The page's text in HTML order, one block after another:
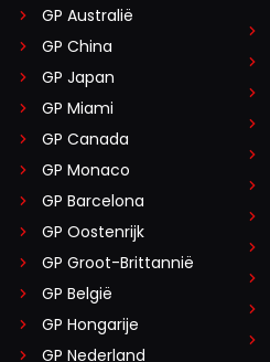
GP Australië
GP China
GP Japan
GP Miami
GP Canada
GP Monaco
GP Barcelona
GP Oostenrijk
GP Groot-Brittannië
GP België
GP Hongarije
GP Nederland